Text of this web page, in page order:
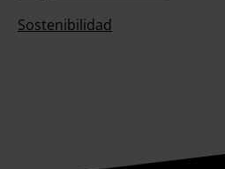
Sostenibilidad